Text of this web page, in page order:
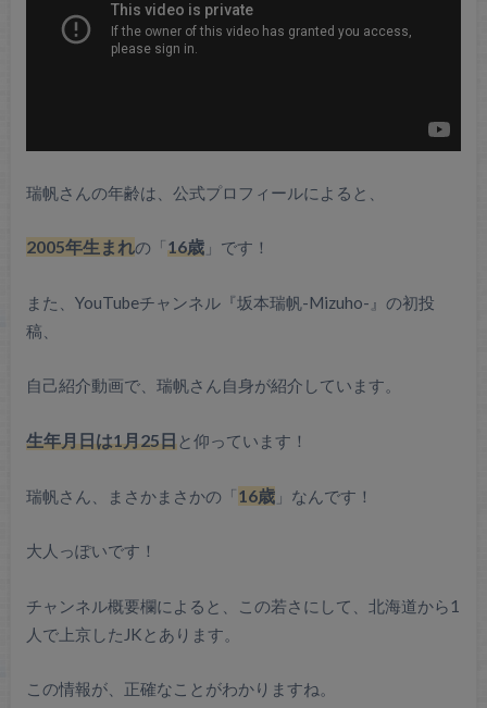
瑞帆さんの年齢は、公式プロフィールによると、
2005年生まれの「16歳」です！
また、YouTubeチャンネル『坂本瑞帆-Mizuho-』の初投
稿、
自己紹介動画で、瑞帆さん自身が紹介しています。
生年月日は1月25日と仰っています！
瑞帆さん、まさかまさかの「16歳」なんです！
大人っぽいです！
チャンネル概要欄によると、この若さにして、北海道から1
人で上京したJKとあります。
この情報が、正確なことがわかりますね。